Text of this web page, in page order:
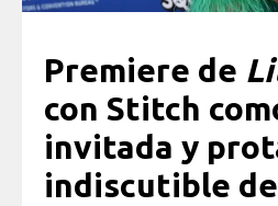
Premiere de
con Stitch
invitada y
indiscutible